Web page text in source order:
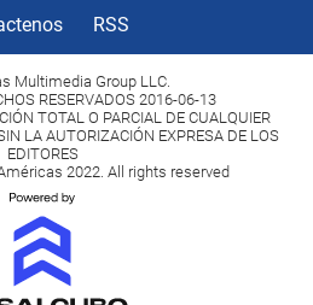
RSS
Multimedia Group LLC.
RESERVADOS 2016-06-13
TOTAL O PARCIAL DE CUALQUIER
LA AUTORIZACIÓN EXPRESA DE LOS
EDITORES
2022. All rights reserved